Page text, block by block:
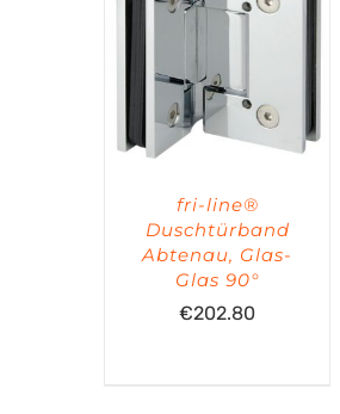
fri-line®
Duschtürband
Abtenau, Glas-
Glas 90°
€202.80